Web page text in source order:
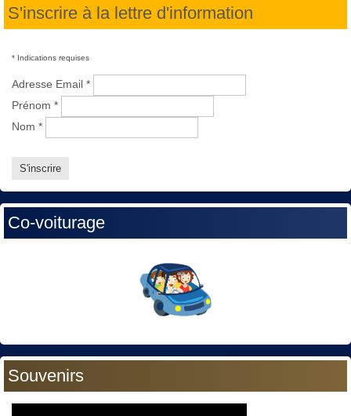
S'inscrire à la lettre d'information
* Indications requises
Adresse Email *
Prénom *
Nom *
Co-voiturage
Souvenirs